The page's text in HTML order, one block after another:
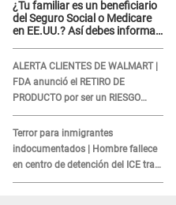
¿Tu familiar es un beneficiario
del Seguro Social o Medicare
en EE.UU.? Así debes informar
ALERTA CLIENTES DE WALMART |
FDA anunció el RETIRO DE
PRODUCTO por ser un RIESGO
MORTAL para consumidores: ¿Cuál
es?
Terror para inmigrantes
indocumentados | Hombre fallece
en centro de detención del ICE tras
sufrir una "emergencia médica"